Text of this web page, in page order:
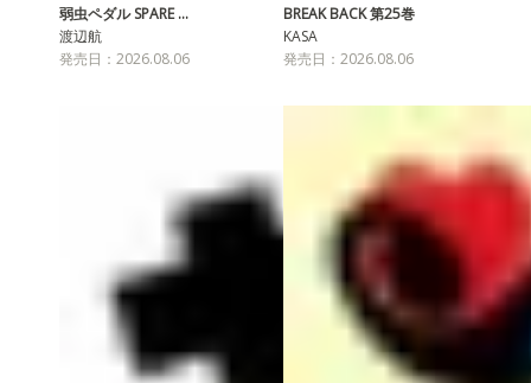
弱虫ペダル SPARE …
渡辺航
発売日：2026.08.06
BREAK BACK 第25巻
KASA
発売日：2026.08.06